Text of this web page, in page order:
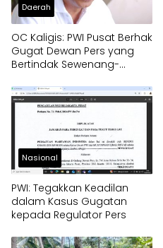
Daerah
OC Kaligis: PWI Pusat Berhak
Gugat Dewan Pers yang
Bertindak Sewenang-
Nasional
PWI: Tegakkan Keadilan
dalam Kasus Gugatan
kepada Regulator Pers